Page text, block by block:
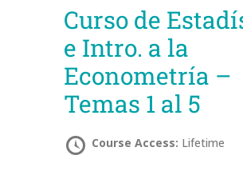
Curso de Estadística
e Intro. a la
Econometría –
Temas 1 al 5
Course Access: Lifetime